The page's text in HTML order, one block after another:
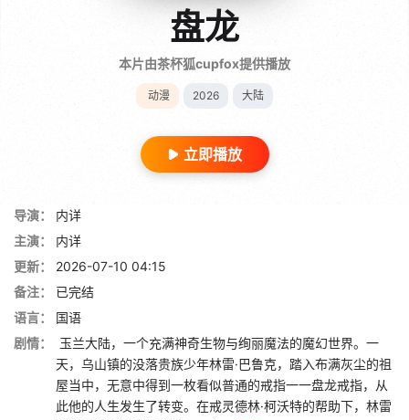
盘龙
本片由茶杯狐cupfox提供播放
动漫 2026 大陆
立即播放
导演：
内详
主演：
内详
更新：
2026-07-10 04:15
备注：
已完结
语言：
国语
剧情：
玉兰大陆，一个充满神奇生物与绚丽魔法的魔幻世界。一
天，乌山镇的没落贵族少年林雷·巴鲁克，踏入布满灰尘的祖
屋当中，无意中得到一枚看似普通的戒指一一盘龙戒指，从
此他的人生发生了转变。在戒灵德林·柯沃特的帮助下，林雷